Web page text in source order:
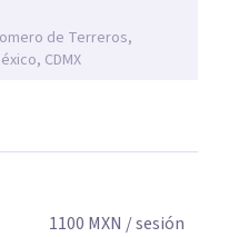
de Terreros,
CDMX
1100 MXN / sesión